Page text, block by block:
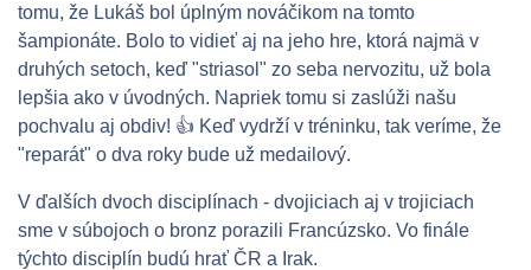
tomu, že Lukáš bol úplným nováčikom na tomto
šampionáte. Bolo to vidieť aj na jeho hre, ktorá najmä v
druhých setoch, keď "striasol" zo seba nervozitu, už bola
lepšia ako v úvodných. Napriek tomu si zaslúži našu
pochvalu aj obdiv! 👍 Keď vydrží v tréninku, tak veríme, že
"reparát" o dva roky bude už medailový.
V ďalších dvoch disciplínach - dvojiciach aj v trojiciach
sme v súbojoch o bronz porazili Francúzsko. Vo finále
týchto disciplín budú hrať ČR a Irak.